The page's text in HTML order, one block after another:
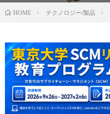
HOME テクノロジー/製品